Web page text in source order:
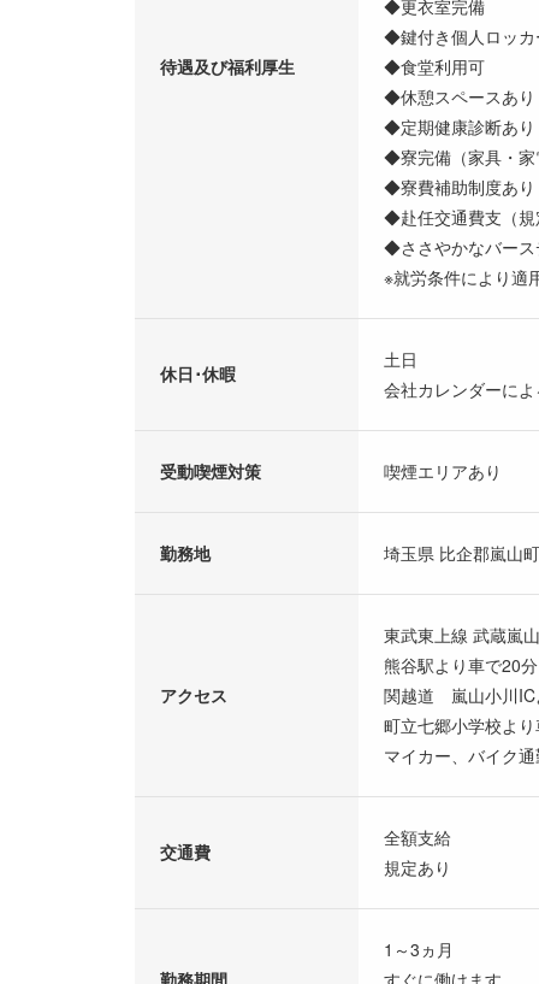
待遇及び福利厚生
◆更衣室完備
◆鍵付き個人ロッカ
◆食堂利用可
◆休憩スペースあり
◆定期健康診断あり
◆寮完備（家具・家
◆寮費補助制度あり
◆赴任交通費支（規
◆ささやかなバース
※就労条件により適
休日･休暇
土日
会社カレンダーに
受動喫煙対策 喫煙エリアあり
勤務地 埼玉県 比企郡嵐山
アクセス
東武東上線 武蔵嵐
熊谷駅より車で20分
関越道 嵐山小川IC
町立七郷小学校よ
マイカー、バイク
交通費
全額支給
規定あり
1～3ヵ月